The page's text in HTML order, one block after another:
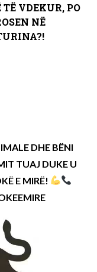
TË VDEKUR, PO
NË
DHE BËNI
TUAJ DUKE U
E MIRË!